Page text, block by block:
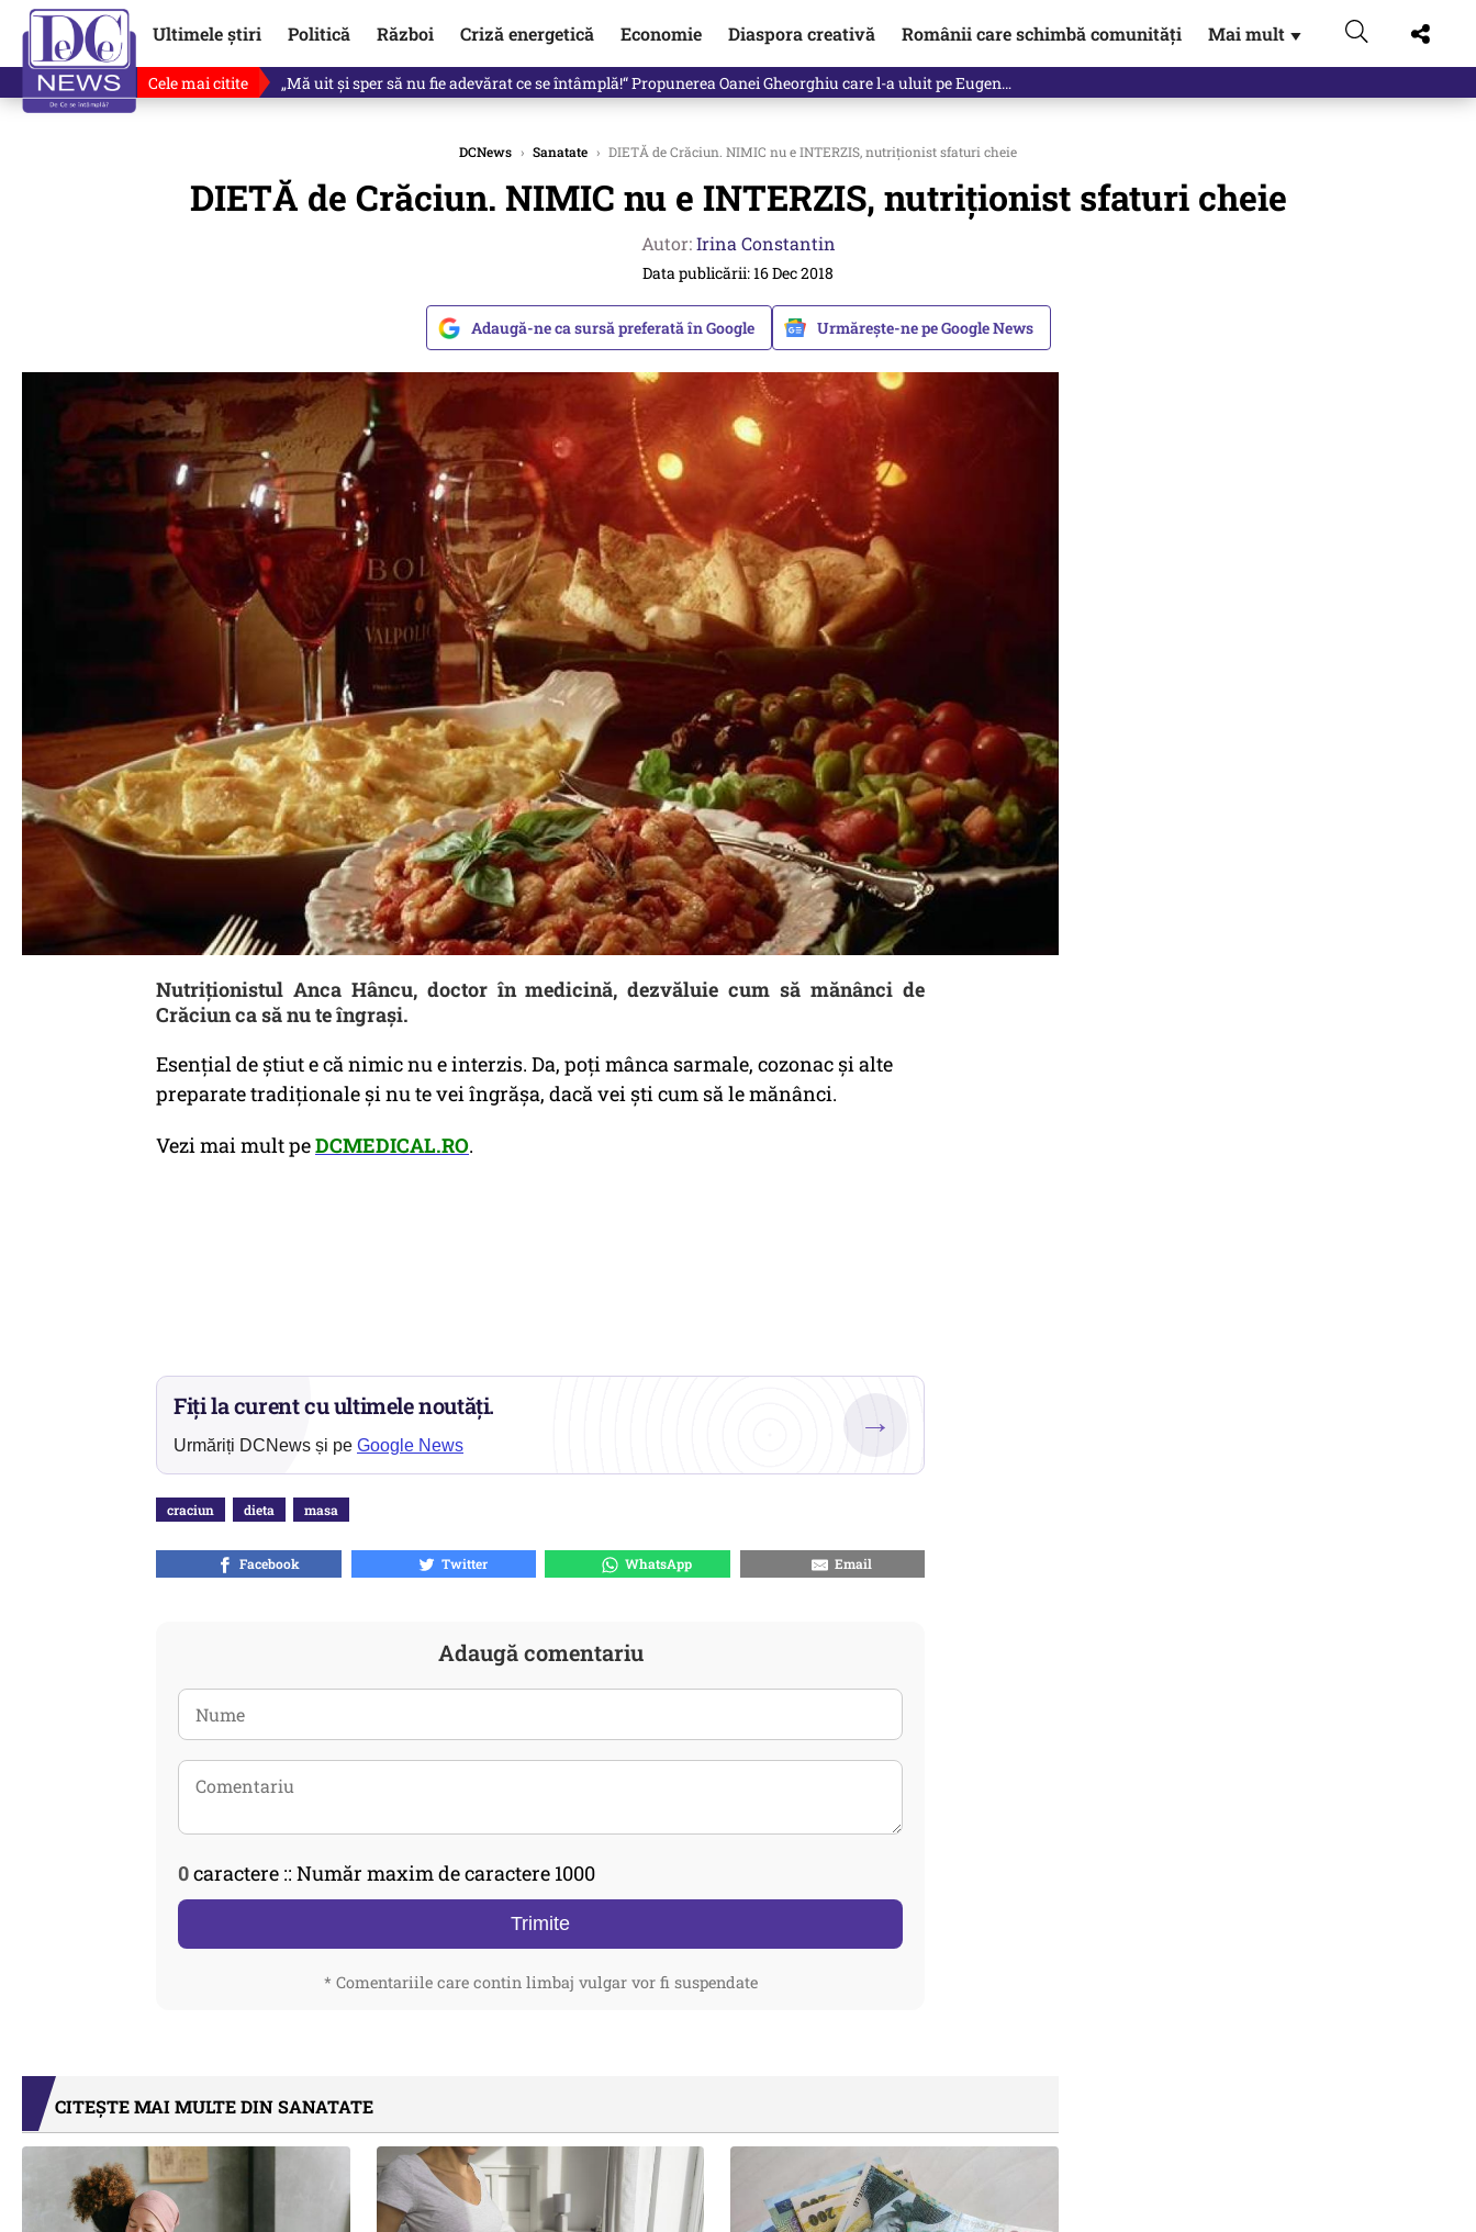
Ultimele știri Politică Război Criză energetică Economie Diaspora creativă Românii care schimbă comunități Mai mult ▼
Cele mai citite Revine în scenă o propunere de premier. Cine ar putea conduce Guvernul din septembrie
DCNews › Sanatate › DIETĂ de Crăciun. NIMIC nu e INTERZIS, nutriționist sfaturi cheie
DIETĂ de Crăciun. NIMIC nu e INTERZIS, nutriționist sfaturi cheie
Autor:Irina Constantin
Data publicării: 16 Dec 2018
Adaugă-ne ca sursă preferată în Google Urmărește-ne pe Google News
Nutriționistul Anca Hâncu, doctor în medicină, dezvăluie cum să mănânci de
Crăciun ca să nu te îngrași.
Esențial de știut e că nimic nu e interzis. Da, poți mânca sarmale, cozonac și alte
preparate tradiționale și nu te vei îngrășa, dacă vei ști cum să le mănânci.
Vezi mai mult peDCMEDICAL.RO.
Fiți la curent cu ultimele noutăți.
Urmăriți DCNews și pe Google News
→
craciun dieta masa
Facebook Twitter WhatsApp Email
Adaugă comentariu
0caractere :: Număr maxim de caractere 1000
Trimite
* Comentariile care contin limbaj vulgar vor fi suspendate
CITEȘTE MAI MULTE DIN SANATATE